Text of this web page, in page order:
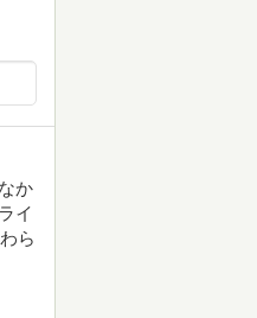
か
イ
ら